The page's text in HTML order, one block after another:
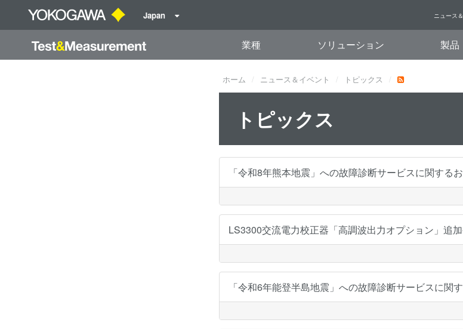
Japan ニュース
業種 ソリューション 製品
ホーム ニュース＆イベント トピックス
トピックス
「令和8年熊本地震」への故障診断サービスに関する
LS3300交流電力校正器「高調波出力オプション」追
「令和6年能登半島地震」への故障診断サービスに関